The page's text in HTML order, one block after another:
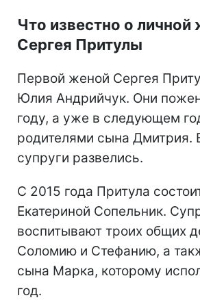
Что известно о личной
Сергея Притулы
Первой женой Сергея
Юлия Андрийчук. Они
году, а уже в следующем
родителями сына Дмитрия.
супруги развелись.
С 2015 года Притула
Екатериной Сопельник.
воспитывают троих общих
Соломию и Стефанию, а
сына Марка, которому
год.